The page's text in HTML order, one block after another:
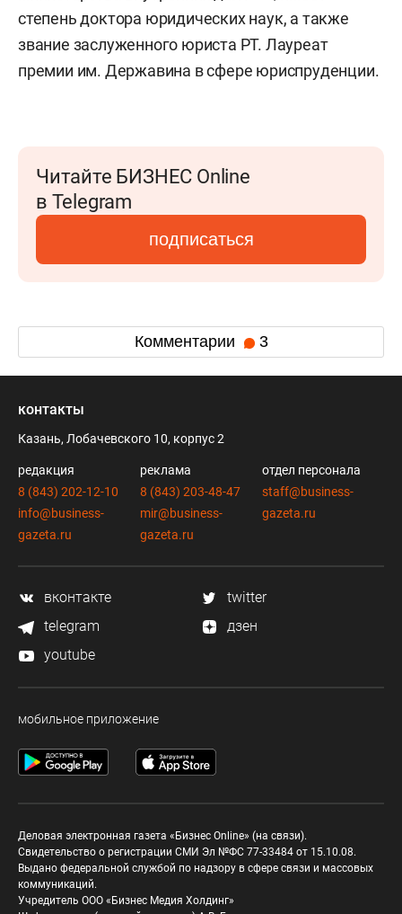
степень доктора юридических наук, а также
звание заслуженного юриста РТ. Лауреат
премии им. Державина в сфере юриспруденции.
Читайте БИЗНЕС Online
в Telegram
подписаться
Комментарии 3
контакты
Казань, Лобачевского 10, корпус 2
редакция
8 (843) 202-12-10
info@business-
gazeta.ru
реклама
8 (843) 203-48-47
mir@business-
gazeta.ru
отдел персонала
staff@business-
gazeta.ru
вконтакте
twitter
telegram
дзен
youtube
мобильное приложение
Деловая электронная газета «Бизнес Online» (на связи).
Свидетельство о регистрации СМИ Эл №ФС 77-33484 от 15.10.08.
Выдано федеральной службой по надзору в сфере связи и массовых
коммуникаций.
Учредитель ООО «Бизнес Медия Холдинг»